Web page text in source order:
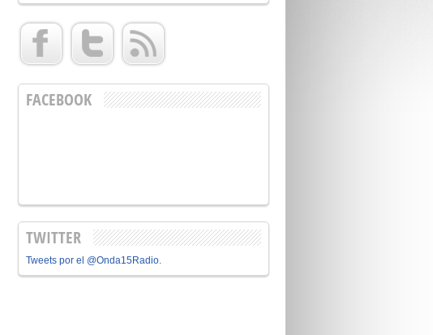
FACEBOOK
TWITTER
Tweets por el @Onda15Radio.